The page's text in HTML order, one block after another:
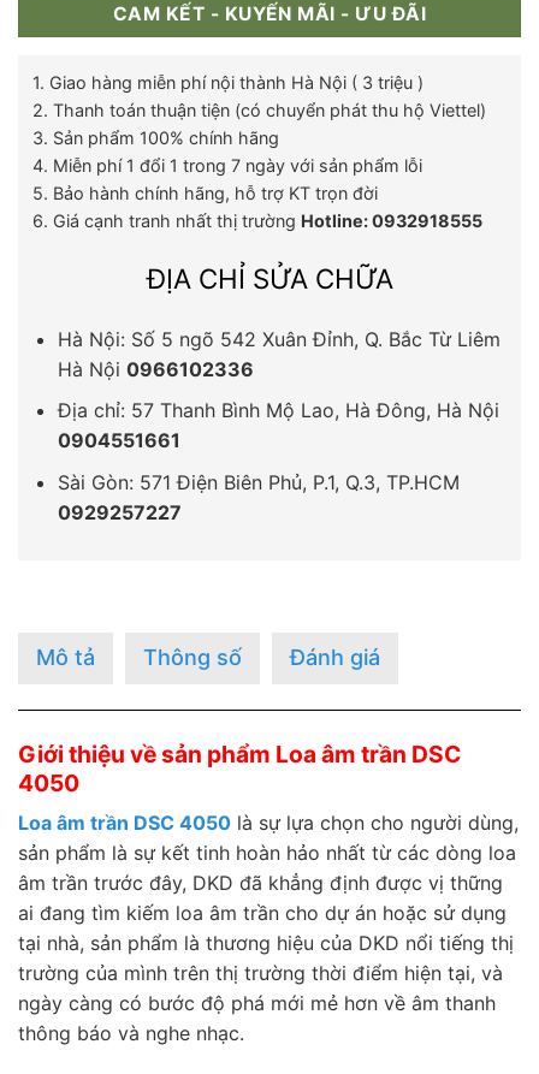
CAM KẾT - KUYẾN MÃI - ƯU ĐÃI
1. Giao hàng miễn phí nội thành Hà Nội ( 3 triệu )
2. Thanh toán thuận tiện (có chuyển phát thu hộ Viettel)
3. Sản phẩm 100% chính hãng
4. Miễn phí 1 đổi 1 trong 7 ngày với sản phẩm lỗi
5. Bảo hành chính hãng, hỗ trợ KT trọn đời
6. Giá cạnh tranh nhất thị trường Hotline: 0932918555
ĐỊA CHỈ SỬA CHỮA
Hà Nội: Số 5 ngõ 542 Xuân Đỉnh, Q. Bắc Từ Liêm
Hà Nội 0966102336
Địa chỉ: 57 Thanh Bình Mộ Lao, Hà Đông, Hà Nội
0904551661
Sài Gòn: 571 Điện Biên Phủ, P.1, Q.3, TP.HCM
0929257227
Mô tả Thông số Đánh giá
Giới thiệu về sản phẩm Loa âm trần DSC
4050
Loa âm trần DSC 4050 là sự lựa chọn cho người dùng,
sản phẩm là sự kết tinh hoàn hảo nhất từ các dòng loa
âm trần trước đây, DKD đã khẳng định được vị thững
ai đang tìm kiếm loa âm trần cho dự án hoặc sử dụng
tại nhà, sản phẩm là thương hiệu của DKD nổi tiếng thị
trường của mình trên thị trường thời điểm hiện tại, và
ngày càng có bước độ phá mới mẻ hơn về âm thanh
thông báo và nghe nhạc.